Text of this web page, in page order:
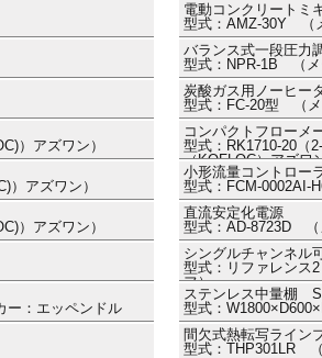
電動コンクリートミ
型式：AMZ-30Y （
バランス式一段圧力
型式：NPR-1B （メ
炭酸ガス用ノーヒー
型式：FC-20型 （メ
）アズワン）
コンパクトフロー
型式：RK1710-20（
（KOFLOC）アズワ
）アズワン）
小形流量コントロー
型式：FCM-0002AI-
）アズワン）
直流安定化電源
型式：AD-8723D （
シングルチャンネル
型式：リファレン
フ）
：エッペンドル
ステンレス中量棚
型式：
間欠式熱転写ライン
型式：THP301LR （